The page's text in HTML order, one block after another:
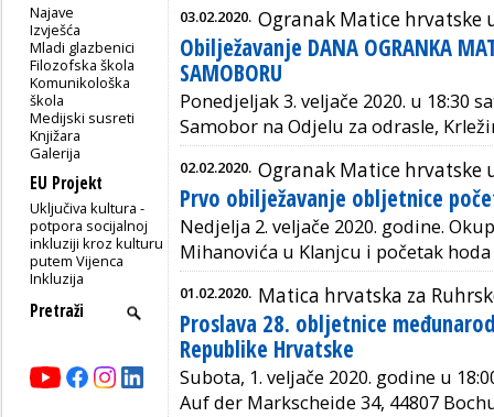
Najave
Izvješća
Mladi glazbenici
Filozofska škola
Komunikološka
škola
Medijski susreti
Knjižara
Galerija
EU Projekt
Uključiva kultura -
potpora socijalnoj
inkluziji kroz kulturu
putem Vijenca
Inkluzija
03.02.2020. Ogranak Matice hrvatske
Obilježavanje DANA OGRANKA
SAMOBORU
Ponedjeljak 3. veljače 2020. u 18:30
Samobor na Odjelu za odrasle,
02.02.2020. Ogranak Matice hrvatske
Prvo obilježavanje obljetnice
Nedjelja 2. veljače 2020. godine.
Mihanovića u Klanjcu i početak
01.02.2020. Matica hrvatska za
Proslava 28. obljetnice
Republike Hrvatske
Subota, 1. veljače 2020. godine u
Auf der Markscheide 34, 44807